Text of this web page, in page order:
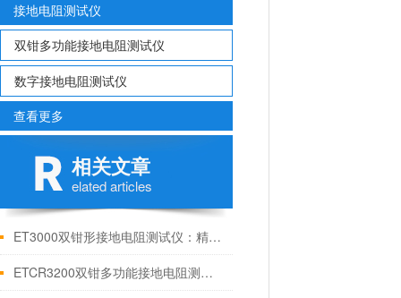
接地电阻测试仪
双钳多功能接地电阻测试仪
数字接地电阻测试仪
查看更多
相关文章
elated articles
ET3000双钳形接地电阻测试仪：精准测量，安全守护
ETCR3200双钳多功能接地电阻测试仪【上海康登电气科技有限公司】